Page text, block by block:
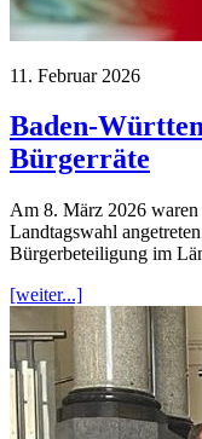
11. Februar 2026
Baden-
Bürgerräte
Am 8. März 2026
Landtagswahl
Bürgerbeteiligung im
[weiter...]